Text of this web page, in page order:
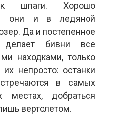
шпаги. Хорошо
они и в ледяной
Да и постепенное
делает бивни все
находками, только
непросто: останки
в самых
местах, добраться
вертолетом.